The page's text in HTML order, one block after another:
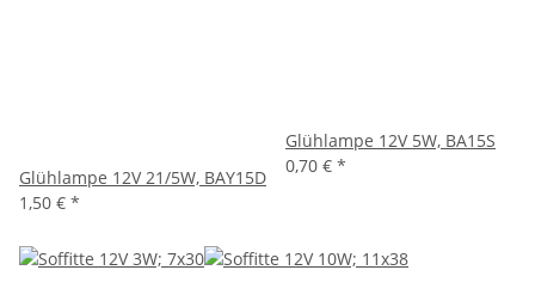
Glühlampe 12V 21/5W, BAY15D
1,50 € *
Glühlampe 12V 5W, BA15S
0,70 € *